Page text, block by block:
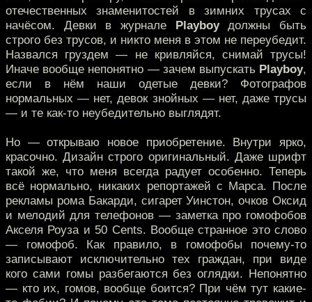
отечественных знаменитостей в зимних трусах с
начёсом. Девки в журнале Playboyдолжны быть
строго без трусов, и никто меня в этом не переубедит.
Назвался груздем — не кривляйся, снимай трусы!
Иначе вообще непонятно — зачем выпускать Playboy,
если в нём наши одетые девки? Фотографов
нормальных — нет, девок знойных — нет, даже трусы
— и те как-то неубедительно выглядят.
Но — открываю новое приобретение. Внутри ярко,
красочно. Дизайн строго оригинальный. Даже шрифт
такой же, что меня всегда радует особенно. Теперь
всё нормально, никаких репортажей с Марса. После
рекламы рома Бакарди, сигарет Уинстон, очков Оксид
и мелодий для телефонов — заметка про гомофобов
Акселя Роуза и 50 Cents. Вообще странное это слово
— гомофоб. Как правило, в гомофобы почему-то
записывают исключительно тех граждан, при виде
кого сами гомы разбегаются без оглядки. Непонятно
— кто их, гомов, вообще боится? При чём тут какие-